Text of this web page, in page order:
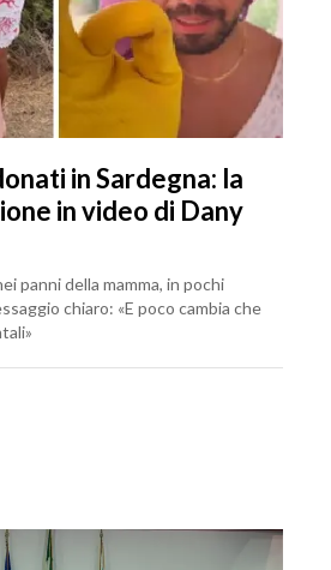
in Sardegna: la
in video di Dany
panni della mamma, in pochi
chiaro: «E poco cambia che